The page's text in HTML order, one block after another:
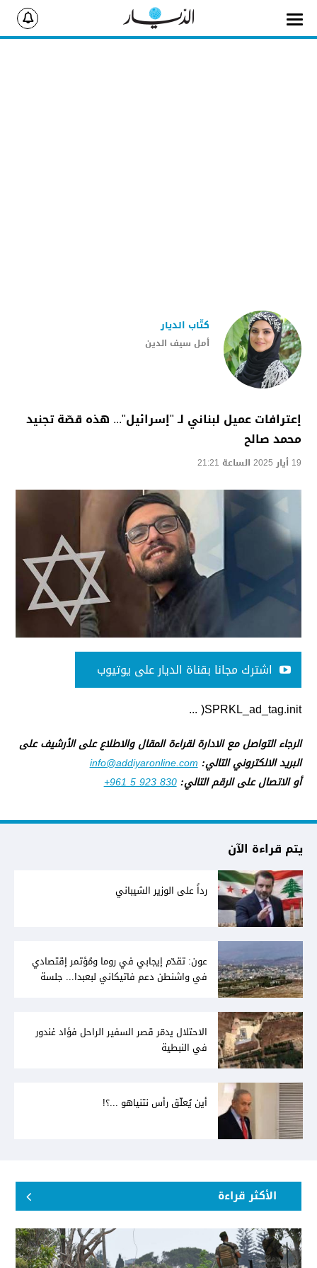
أمل سيف الدين
كتّاب الديار
إعترافات عميل لبناني لـ "إسرائيل"... هذه قصّة تجنيد
محمد صالح
19 أيار 2025 الساعة 21:21
اشترك مجانا بقناة الديار على يوتيوب
SPRKL_ad_tag.init( ...
الرجاء التواصل مع الادارة لقراءة المقال والاطلاع على الأرشيف على
البريد الالكتروني التالي:info@addiyaronline.com
أو الاتصال على الرقم التالي:+961 5 923 830
يتم قراءة الآن
رداً على الوزير الشيباني
عون: تقدّم إيجابي في روما ومُؤتمر إقتصادي
في واشنطن دعم فاتيكاني لبعبدا... جلسة
الاحتلال يدمّر قصر السفير الراحل فؤاد غندور
في النبطية
أين يُعلّق رأس نتنياهو ...؟!
الأكثر قراءة